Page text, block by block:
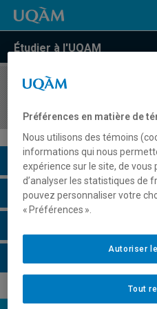
Étudier à l'UQAM
COURS//
Description du cours
Horaire - Été 2026
Préférences en matière de
Nous utilisons des témoins
informations qui nous
expérience sur le site, de
d’analyser les statistiques de
pouvez personnaliser votre
« Préférences ».
Tout
Autoriser